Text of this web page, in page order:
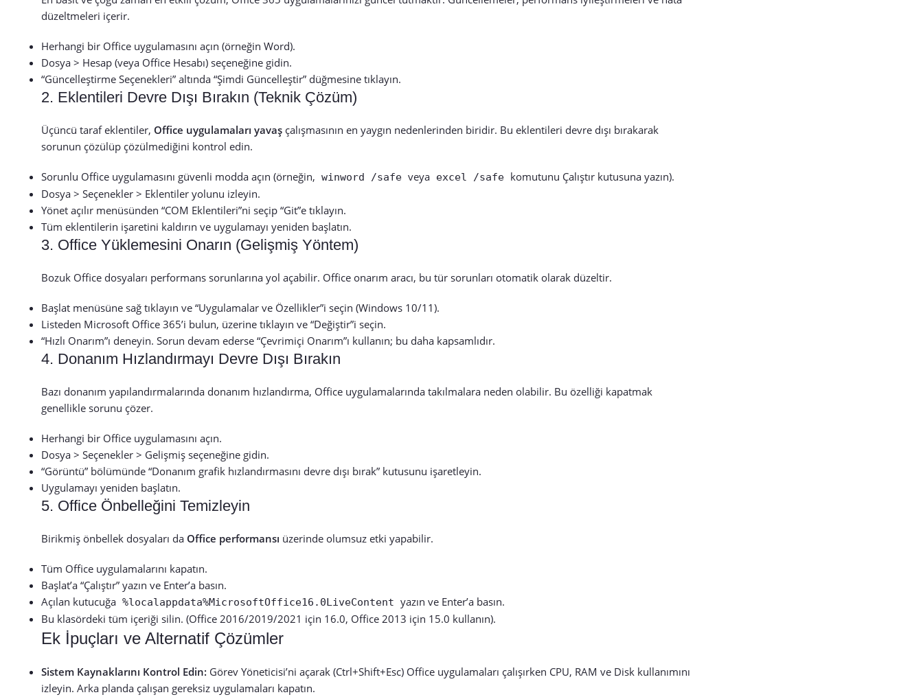
düzeltmeleri içerir.
Herhangi bir Office uygulamasını açın (örneğin Word).
Dosya > Hesap (veya Office Hesabı) seçeneğine gidin.
“Güncelleştirme Seçenekleri” altında “Şimdi Güncelleştir” düğmesine tıklayın.
2. Eklentileri Devre Dışı Bırakın (Teknik Çözüm)
Üçüncü taraf eklentiler, Office uygulamaları yavaş çalışmasının en yaygın nedenlerinden biridir. Bu eklentileri devre dışı bırakarak
sorunun çözülüp çözülmediğini kontrol edin.
Sorunlu Office uygulamasını güvenli modda açın (örneğin, winword /safe veya excel /safe komutunu Çalıştır kutusuna yazın).
Dosya > Seçenekler > Eklentiler yolunu izleyin.
Yönet açılır menüsünden “COM Eklentileri”ni seçip “Git”e tıklayın.
Tüm eklentilerin işaretini kaldırın ve uygulamayı yeniden başlatın.
3. Office Yüklemesini Onarın (Gelişmiş Yöntem)
Bozuk Office dosyaları performans sorunlarına yol açabilir. Office onarım aracı, bu tür sorunları otomatik olarak düzeltir.
Başlat menüsüne sağ tıklayın ve “Uygulamalar ve Özellikler”i seçin (Windows 10/11).
Listeden Microsoft Office 365’i bulun, üzerine tıklayın ve “Değiştir”i seçin.
“Hızlı Onarım”ı deneyin. Sorun devam ederse “Çevrimiçi Onarım”ı kullanın; bu daha kapsamlıdır.
4. Donanım Hızlandırmayı Devre Dışı Bırakın
Bazı donanım yapılandırmalarında donanım hızlandırma, Office uygulamalarında takılmalara neden olabilir. Bu özelliği kapatmak
genellikle sorunu çözer.
Herhangi bir Office uygulamasını açın.
Dosya > Seçenekler > Gelişmiş seçeneğine gidin.
“Görüntü” bölümünde “Donanım grafik hızlandırmasını devre dışı bırak” kutusunu işaretleyin.
Uygulamayı yeniden başlatın.
5. Office Önbelleğini Temizleyin
Birikmiş önbellek dosyaları da Office performansı üzerinde olumsuz etki yapabilir.
Tüm Office uygulamalarını kapatın.
Başlat’a “Çalıştır” yazın ve Enter’a basın.
Açılan kutucuğa %localappdata%MicrosoftOffice16.0LiveContent yazın ve Enter’a basın.
Bu klasördeki tüm içeriği silin. (Office 2016/2019/2021 için 16.0, Office 2013 için 15.0 kullanın).
Ek İpuçları ve Alternatif Çözümler
Sistem Kaynaklarını Kontrol Edin: Görev Yöneticisi’ni açarak (Ctrl+Shift+Esc) Office uygulamaları çalışırken CPU, RAM ve Disk kullanımını
izleyin. Arka planda çalışan gereksiz uygulamaları kapatın.